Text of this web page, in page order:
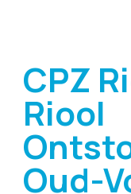
CPZ
Riool
Oud-